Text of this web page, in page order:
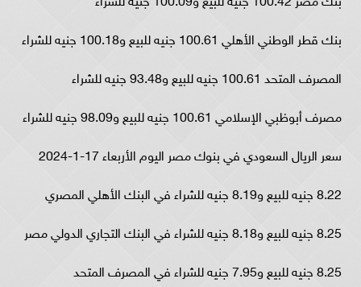
بنك قطر الوطني الأهلي 100.61 جنيه للبيع و100.18 جنيه للشراء
المصرف المتحد 100.61 جنيه للبيع و93.48 جنيه للشراء
مصرف أبوظبي الإسلامي 100.61 جنيه للبيع و98.09 جنيه للشراء
سعر الريال السعودي في بنوك مصر اليوم الأربعاء 17-1-2024
8.22 جنيه للبيع و8.19 جنيه للشراء في البنك الأهلي المصري
8.25 جنيه للبيع و8.18 جنيه للشراء في البنك التجاري الدولي مصر
8.25 جنيه للبيع و7.95 جنيه للشراء في المصرف المتحد